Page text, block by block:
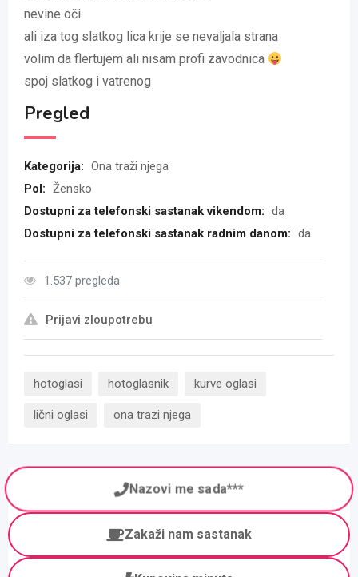
nevine oči
ali iza tog slatkog lica krije se nevaljala strana
volim da flertujem ali nisam profi zavodnica
spoj slatkog i vatrenog
Pregled
Kategorija: Ona traži njega
Pol: Žensko
Dostupni za telefonski sastanak vikendom: da
Dostupni za telefonski sastanak radnim danom: da
1.537 pregleda
Prijavi zloupotrebu
hotoglasi hotoglasnik kurve oglasi
lični oglasi ona trazi njega
Nazovi me sada***
Zakaži nam sastanak